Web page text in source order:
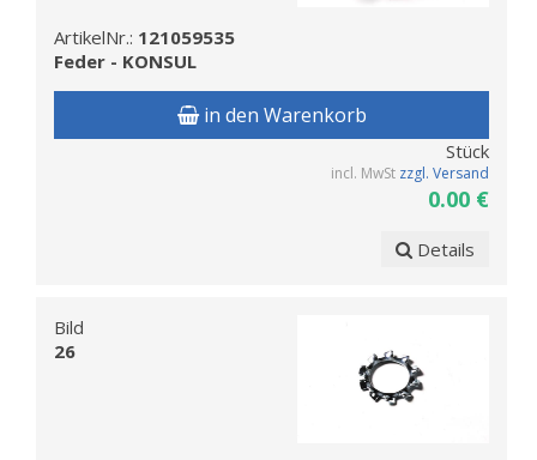
ArtikelNr.: 121059535
Feder - KONSUL
in den Warenkorb
Stück
incl. MwSt zzgl. Versand
0.00 €
Details
Bild
26